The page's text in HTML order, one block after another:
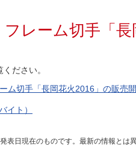
レーム切手「
ださい。
ム切手「長岡花火2016」の販売
イト）
表日現在のものです。最新の情報とは